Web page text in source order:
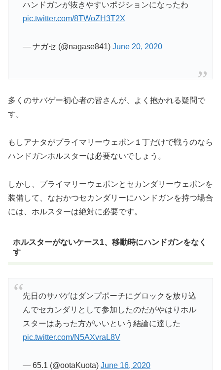
ハンドガンが抜きやすいポジションになったわ
pic.twitter.com/8TWoZH3T2X
— ナガセ (@nagase841) June 20, 2020
多くのサバゲー初心者の皆さんが、よく抱かれる疑問で
す。
もしアナタがプライマリーウェポン１丁だけで戦うのなら
ハンドガンホルスターは必要ないでしょう。
しかし、プライマリーウェポンとセカンダリーウェポンを
装備して、なおかつセカンダリーにハンドガンを持つ場合
には、ホルスターは絶対に必要です。
ホルスターがないケース1、移動時にハンドガンをなく
す
先日のサバゲはダンプポーチにグロックを放り込
んでセカンダリとして参加したのだがやはりホル
スターはあった方がいいという結論に達した
pic.twitter.com/N5AXvraL8V
— 65.1 (@ootaKuota) June 16, 2020